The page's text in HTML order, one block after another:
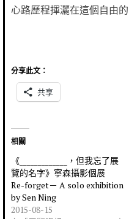
心路歷程揮灑在這個自由的
分享此文：
共享
相關
《_____________，但我忘了展
覽的名字》寧森攝影個展
Re-forget－ A solo exhibition
by Sen Ning
2015-08-15